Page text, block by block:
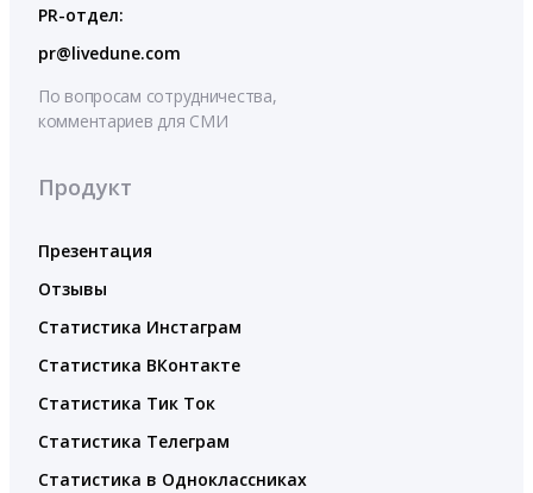
PR-отдел:
pr@livedune.com
По вопросам сотрудничества,
комментариев для СМИ
Продукт
Презентация
Отзывы
Статистика Инстаграм
Статистика ВКонтакте
Статистика Тик Ток
Статистика Телеграм
Статистика в Одноклассниках